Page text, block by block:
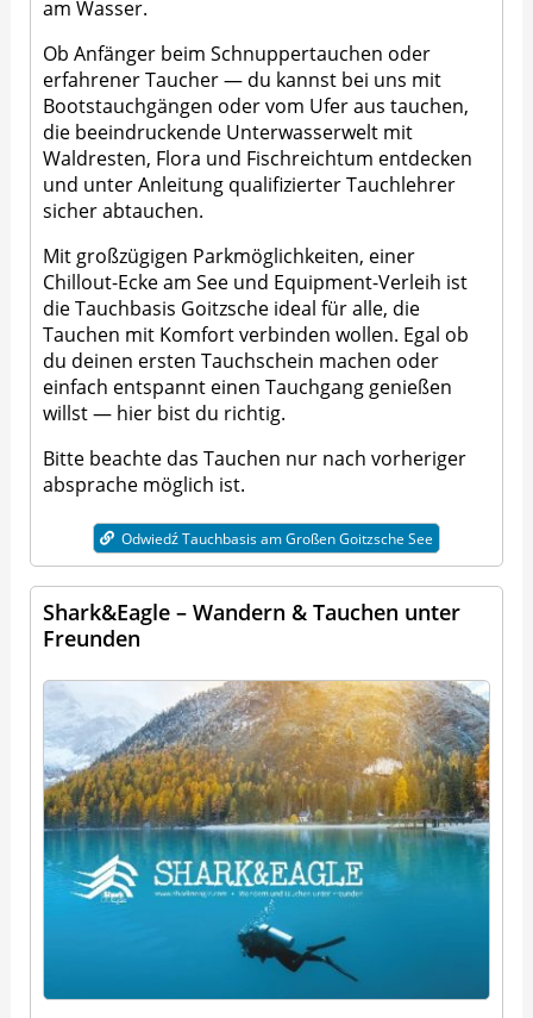
am Wasser.
Ob Anfänger beim Schnuppertauchen oder
erfahrener Taucher — du kannst bei uns mit
Bootstauchgängen oder vom Ufer aus tauchen,
die beeindruckende Unterwasserwelt mit
Waldresten, Flora und Fischreichtum entdecken
und unter Anleitung qualifizierter Tauchlehrer
sicher abtauchen.
Mit großzügigen Parkmöglichkeiten, einer
Chillout-Ecke am See und Equipment-Verleih ist
die Tauchbasis Goitzsche ideal für alle, die
Tauchen mit Komfort verbinden wollen. Egal ob
du deinen ersten Tauchschein machen oder
einfach entspannt einen Tauchgang genießen
willst — hier bist du richtig.
Bitte beachte das Tauchen nur nach vorheriger
absprache möglich ist.
Odwiedź Tauchbasis am Großen Goitzsche See
Shark&Eagle – Wandern & Tauchen unter
Freunden